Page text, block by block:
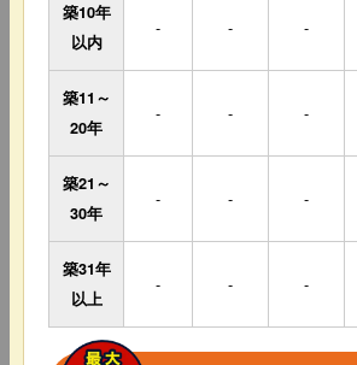
築10年
以内
- - -
築11～
20年
- - -
築21～
30年
- - -
築31年
以上
- - -